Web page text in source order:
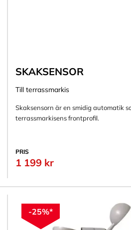
SKAKSENSOR
Till terrassmarkis
Skaksensorn är en smidig automatik
terrassmarkisens frontprofil.
PRIS
1 199 kr
-25%*